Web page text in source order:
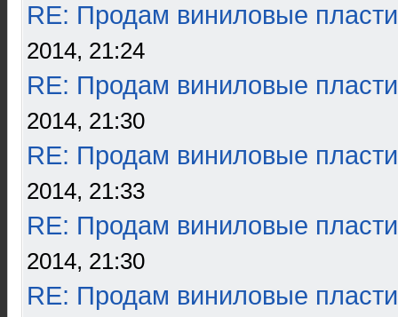
RE: Продам виниловые
2014, 21:24
RE: Продам виниловые
2014, 21:30
RE: Продам виниловые
2014, 21:33
RE: Продам виниловые
2014, 21:30
RE: Продам виниловые